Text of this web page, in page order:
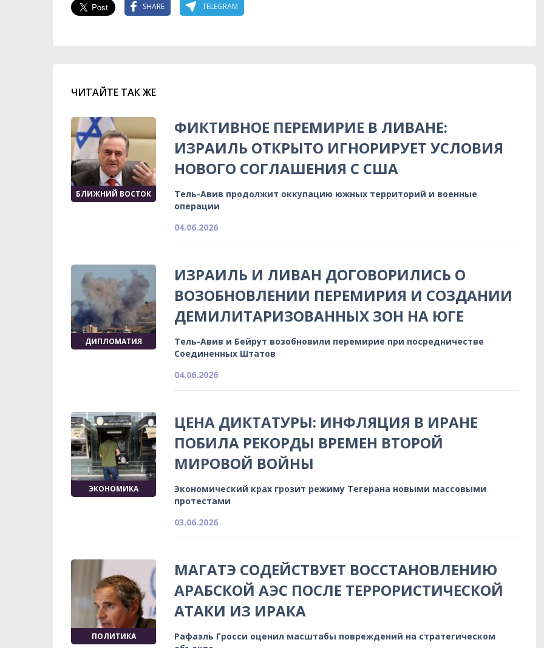
SHARE TELEGRAM
ЧИТАЙТЕ ТАК ЖЕ
БЛИЖНИЙ ВОСТОК
ФИКТИВНОЕ ПЕРЕМИРИЕ В ЛИВАНЕ:
ИЗРАИЛЬ ОТКРЫТО ИГНОРИРУЕТ УСЛОВИЯ
НОВОГО СОГЛАШЕНИЯ С США
Тель-Авив продолжит оккупацию южных территорий и военные
операции
04.06.2026
ДИПЛОМАТИЯ
ИЗРАИЛЬ И ЛИВАН ДОГОВОРИЛИСЬ О
ВОЗОБНОВЛЕНИИ ПЕРЕМИРИЯ И СОЗДАНИИ
ДЕМИЛИТАРИЗОВАННЫХ ЗОН НА ЮГЕ
Тель-Авив и Бейрут возобновили перемирие при посредничестве
Соединенных Штатов
04.06.2026
ЭКОНОМИКА
ЦЕНА ДИКТАТУРЫ: ИНФЛЯЦИЯ В ИРАНЕ
ПОБИЛА РЕКОРДЫ ВРЕМЕН ВТОРОЙ
МИРОВОЙ ВОЙНЫ
Экономический крах грозит режиму Тегерана новыми массовыми
протестами
03.06.2026
ПОЛИТИКА
МАГАТЭ СОДЕЙСТВУЕТ ВОССТАНОВЛЕНИЮ
АРАБСКОЙ АЭС ПОСЛЕ ТЕРРОРИСТИЧЕСКОЙ
АТАКИ ИЗ ИРАКА
Рафаэль Гросси оценил масштабы повреждений на стратегическом